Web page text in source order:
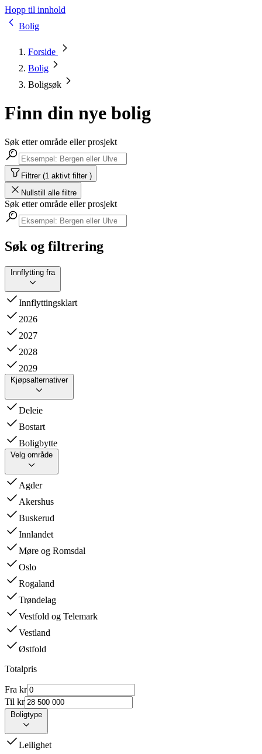
Hopp til innhold
Bolig
Forside
Bolig
Boligsøk
Finn din nye bolig
Søk etter område eller prosjekt
Filtrer (1 aktivt filter )
Nullstill alle filtre
Søk etter område eller prosjekt
Søk og filtrering
Innflytting fra
Innflyttingsklart
2026
2027
2028
2029
Kjøpsalternativer
Deleie
Bostart
Boligbytte
Velg område
Agder
Akershus
Buskerud
Innlandet
Møre og Romsdal
Oslo
Rogaland
Trøndelag
Vestfold og Telemark
Vestland
Østfold
Totalpris
Fra kr
Til kr
Boligtype
Leilighet